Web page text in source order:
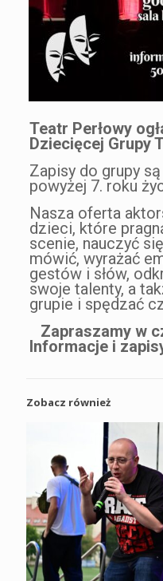
Teatr Perłowy
Dziecięcej Grupy
Zapisy do grupy
powyżej 7. roku
Nasza oferta
dzieci, które
scenie, nauczyć
mówić, wyrażać
gestów i słów,
swoje talenty, a
grupie i spędzać
Zapraszamy w
Informacje i
Zobacz również